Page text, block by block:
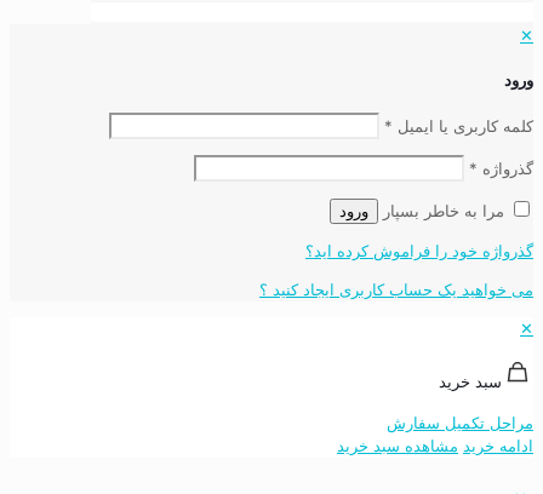
✕
ورود
کلمه کاربری یا ایمیل *
گذرواژه *
مرا به خاطر بسپار ورود
گذرواژه خود را فراموش کرده اید؟
می خواهید یک حساب کاربری ایجاد کنید ؟
✕
سبد خرید
مراحل تکمیل سفارش
ادامه خرید مشاهده سبد خرید